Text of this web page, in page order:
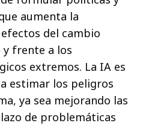
aumenta la
del cambio
frente a los
extremos. La IA es
estimar los peligros
ya sea mejorando las
de problemáticas